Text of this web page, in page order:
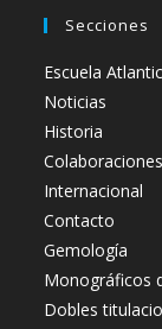
Secciones
Escuela
Noticias
Historia
Internacional
Contacto
Gemología
Monográficos
Dobles